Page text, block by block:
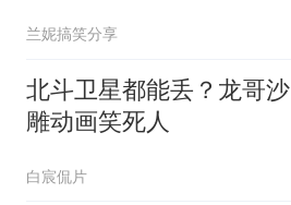
兰妮搞笑分享
北斗卫星都能丢？龙哥沙
雕动画笑死人
白宸侃片